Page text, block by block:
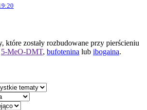
które zostały rozbudowane przy pierścieniu
5-MeO-DMT, bufotenina lub ibogaina.